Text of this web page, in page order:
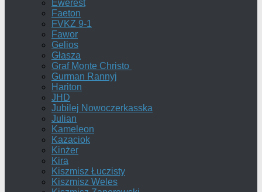
Ewerest
Faeton
FVKZ 9-1
Fawor
Gelios
Głasza
Graf Monte Christo
Gurman Rannyj
Hariton
JHD
Jubilej Nowoczerkasska
Julian
Kameleon
Kazaciok
Kinżer
Kira
Kiszmisz Łuczisty
Kiszmisz Weles